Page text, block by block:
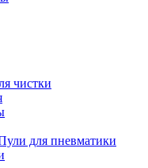
чистки
для пневматики